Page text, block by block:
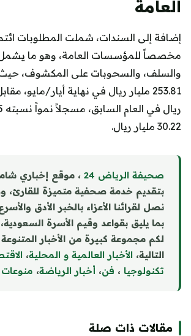
العامة
إضافة إلى السندات، شملت المطلوبات
مخصصاً للمؤسسات العامة، وهو ما
والسلف، والسحوبات على المكشوف،
30.22 مليار ريال.
صحيفة الرياض 24
، موقع إخباري
بتقديم خدمة صحفية متميزة للقارئ،
نصل لقرائنا الأعزاء بالخبر الأدق
بما يليق بقواعد وقيم الأسرة
لكم مجموعة كبيرة من الأخبار
التالية، الأخبار العالمية و المحلية،
تكنولوجيا ، فن، أخبار الرياضة، منوعات
مقالات ذات صلة